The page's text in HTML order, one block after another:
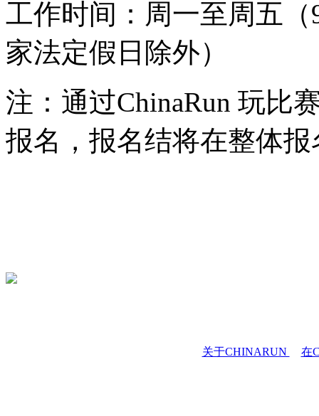
工作时间：周一至周五
家法定假日除外）
注：通过ChinaRun 玩比
报名，报名结将在整体
关于CHINARUN 在